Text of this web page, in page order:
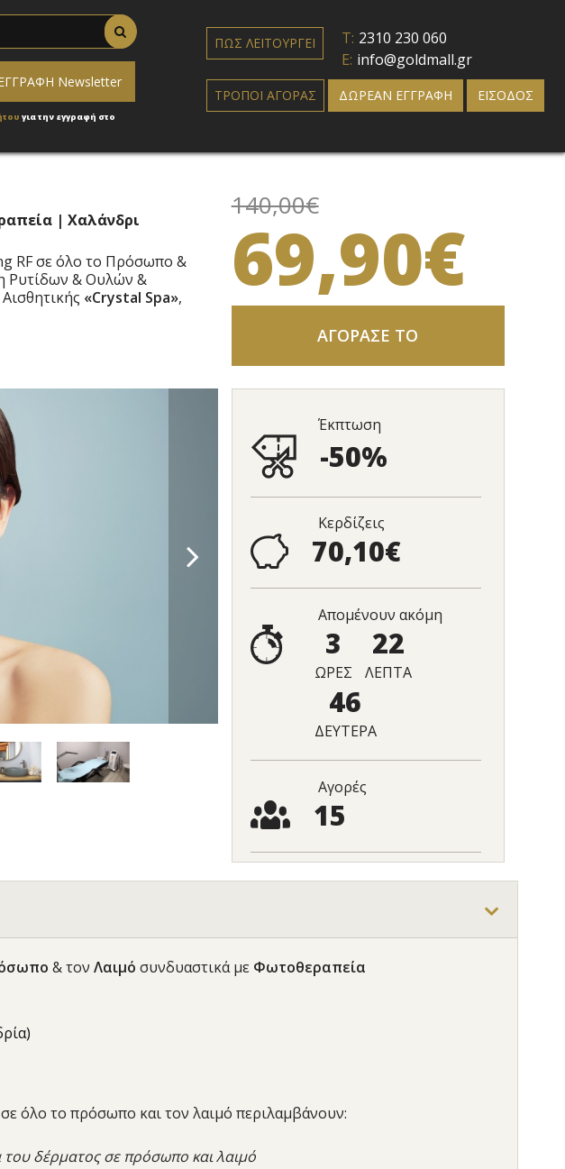
για την εγγραφή στο
ΠΩΣ ΛΕΙΤΟΥΡΓΕΙ T: 2310 230 060
E: info@goldmall.gr
ΤΡΟΠΟΙ ΑΓΟΡΑΣ ΔΩΡΕΑΝ ΕΓΓΡΑΦΗ ΕΙΣΟΔΟΣ
| Χαλάνδρι
RF σε όλο το Πρόσωπο &
Ρυτίδων & Ουλών &
«Crystal Spa»,
140,00€
69,90€
ΑΓΟΡΑΣΕ ΤΟ
Έκπτωση
-50%
Κερδίζεις
70,10€
Απομένουν ακόμη
3
ΩΡΕΣ
22
ΛΕΠΤΑ
45
ΔΕΥΤΕΡΑ
Αγορές
15
& τον Λαιμό συνδυαστικά με Φωτοθεραπεία
σε όλο το πρόσωπο και τον λαιμό περιλαμβάνουν:
του δέρματος σε πρόσωπο και λαιμό